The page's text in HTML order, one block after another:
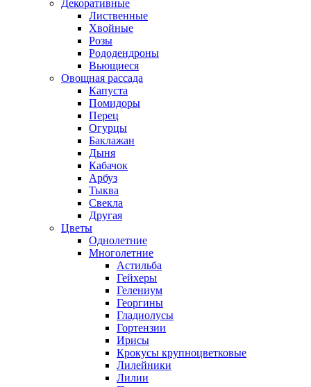
Декоративные
Лиственные
Хвойные
Розы
Рододендроны
Вьющиеся
Овощная рассада
Капуста
Помидоры
Перец
Огурцы
Баклажан
Дыня
Кабачок
Арбуз
Тыква
Свекла
Другая
Цветы
Однолетние
Многолетние
Астильба
Гейхеры
Гелениум
Георгины
Гладиолусы
Гортензии
Ирисы
Крокусы крупноцветковые
Лилейники
Лилии